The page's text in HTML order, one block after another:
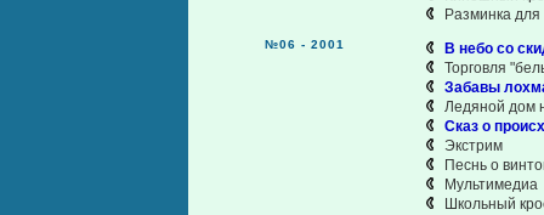
Разминка для
№06 - 2001
В небо со
Торговля
Забавы
Ледяной дом
Сказ о
Экстрим
Песнь о
Мультимедиа
Школьный